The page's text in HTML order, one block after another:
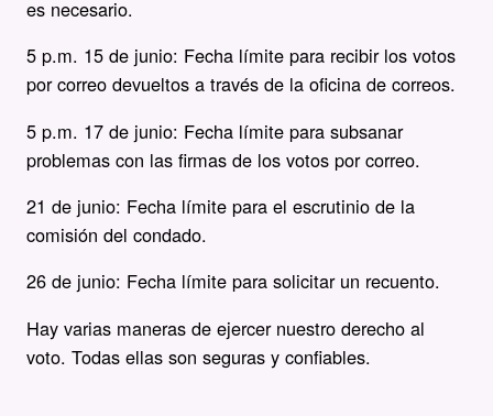
es necesario.
5 p.m. 15 de junio: Fecha límite para recibir los votos
por correo devueltos a través de la oficina de correos.
5 p.m. 17 de junio: Fecha límite para subsanar
problemas con las firmas de los votos por correo.
21 de junio: Fecha límite para el escrutinio de la
comisión del condado.
26 de junio: Fecha límite para solicitar un recuento.
Hay varias maneras de ejercer nuestro derecho al
voto. Todas ellas son seguras y confiables.